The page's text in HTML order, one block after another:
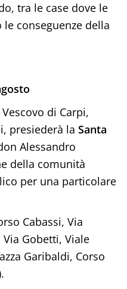
tra le case dove le
conseguenze della
di Carpi,
presiederà la Santa
Alessandro
della comunità
per una particolare
Cabassi, Via
Gobetti, Viale
Garibaldi, Corso